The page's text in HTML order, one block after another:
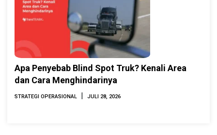
Apa Penyebab Blind Spot Truk? Kenali Area
dan Cara Menghindarinya
STRATEGI OPERASIONAL | JULI 28, 2026